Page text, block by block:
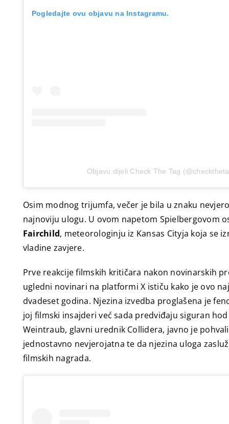
Pogledajte ovu objavu na Instagramu.
Objavu dijeli Check The Tag
Osim modnog trijumfa, večer je bila u znaku
najnoviju ulogu. U ovom napetom Spielbergovom
Fairchild, meteorologinju iz Kansas Cityja koja se
vladine zavjere.
Prve reakcije filmskih kritičara nakon novinarskih
ugledni novinari na platformi X ističu kako je ovo
dvadeset godina. Njezina izvedba proglašena je
joj filmski insajderi već sada predviđaju siguran
Weintraub, glavni urednik Collidera, javno je
jednostavno nevjerojatna te da njezina uloga
filmskih nagrada.